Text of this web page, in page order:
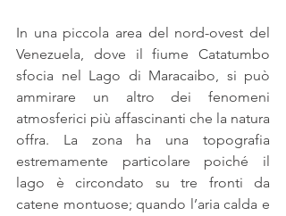
In una piccola area del nord-ovest del
Venezuela, dove il fiume Catatumbo
sfocia nel Lago di Maracaibo, si può
ammirare un altro dei fenomeni
atmosferici più affascinanti che la natura
offra. La zona ha una topografia
estremamente particolare poiché il
lago è circondato su tre fronti da
catene montuose; quando l’aria calda e